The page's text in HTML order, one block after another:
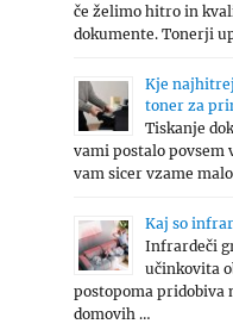
če želimo hitro in
dokumente. Tonerji
Kje
toner za
Tiskanje
vami postalo povsem
vam sicer vzame
Kaj so
Infrardeči
učinkovita
postopoma
domovih …